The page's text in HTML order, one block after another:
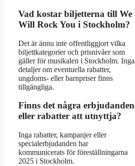
Vad kostar biljetterna till We
Will Rock You i Stockholm?
Det är ännu inte offentliggjort vilka
biljettkategorier och prisnivåer som
gäller för musikalen i Stockholm. Inga
detaljer om eventuella rabatter,
ungdoms- eller barnpriser finns
tillgängliga.
Finns det några erbjudanden
eller rabatter att utnyttja?
Inga rabatter, kampanjer eller
specialerbjudanden har
kommunicerats för föreställningarna
2025 i Stockholm.